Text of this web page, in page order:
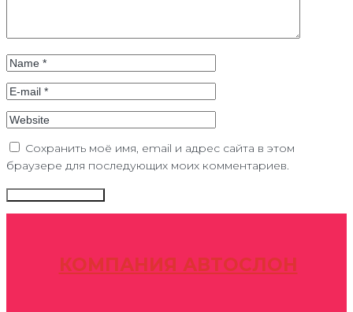
Сохранить моё имя, email и адрес сайта в этом
браузере для последующих моих комментариев.
КОМПАНИЯ АВТОСЛОН